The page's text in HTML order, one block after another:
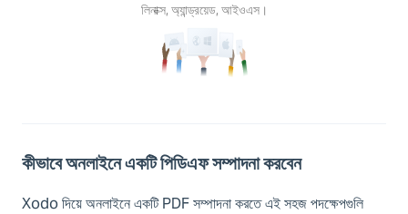
লিনাক্স, অ্যান্ড্রয়েড, আইওএস।
কীভাবে অনলাইনে একটি পিডিএফ সম্পাদনা করবেন
Xodo দিয়ে অনলাইনে একটি PDF সম্পাদনা করতে এই সহজ পদক্ষেপগুলি